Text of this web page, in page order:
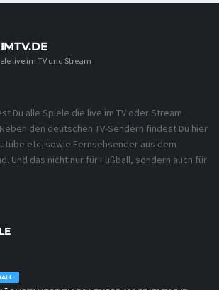
live im TV und Stream
Du alle Spiele die live im TV oder Stream
den deutschen TV-Sendern findest Du hier
etc. sowie Fernsehsender aus dem
Und das nicht nur für Fußball, sondern auch für